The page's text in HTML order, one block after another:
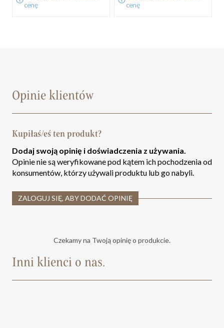
cenę
cenę
Opinie klientów
Kupiłaś/eś ten produkt?
Dodaj swoją opinię i doświadczenia z używania.
Opinie nie są weryfikowane pod kątem ich pochodzenia od
konsumentów, którzy używali produktu lub go nabyli.
ZALOGUJ SIĘ, ABY DODAĆ OPINIĘ
Czekamy na Twoją opinię o produkcie.
Inni klienci o nas.